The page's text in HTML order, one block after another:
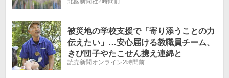
被災地の学校支援で「寄り添うことの力
伝えたい」…安心届ける教職員チーム、
きび団子やたこせん携え連綿と
読売新聞オンライン2時間前